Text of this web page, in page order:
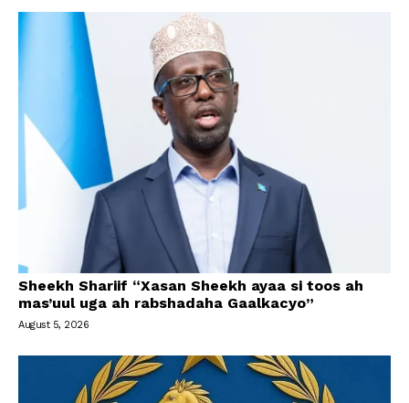
Sheekh Shariif “Xasan Sheekh ayaa si toos ah
mas’uul uga ah rabshadaha Gaalkacyo”
August 5, 2026